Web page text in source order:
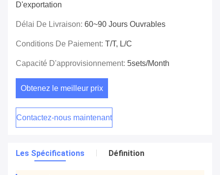
D'exportation
Délai De Livraison: 60~90 Jours Ouvrables
Conditions De Paiement: T/T, L/C
Capacité D'approvisionnement: 5sets/month
Obtenez le meilleur prix
Contactez-nous maintenant
Les Spécifications Définition